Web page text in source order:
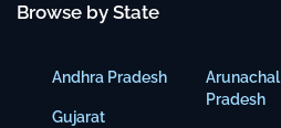
Browse by State
Andhra Pradesh
Gujarat
Arunachal
Pradesh